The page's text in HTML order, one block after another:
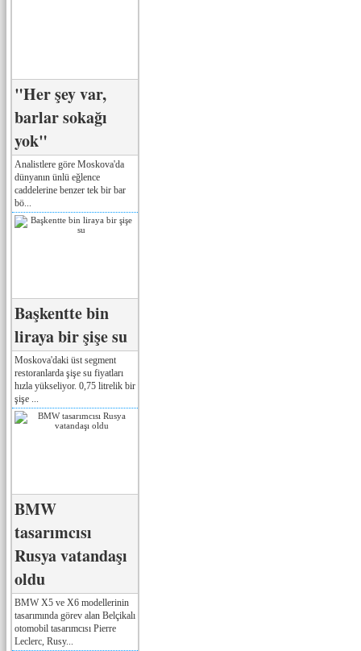
"Her şey var,
barlar sokağı
yok"
Analistlere göre Moskova'da
dünyanın ünlü eğlence
caddelerine benzer tek bir bar
bö...
Başkentte bin
liraya bir şişe su
Moskova'daki üst segment
restoranlarda şişe su fiyatları
hızla yükseliyor. 0,75 litrelik bir
şişe ...
BMW
tasarımcısı
Rusya vatandaşı
oldu
BMW X5 ve X6 modellerinin
tasarımında görev alan Belçikalı
otomobil tasarımcısı Pierre
Leclerc, Rusy...